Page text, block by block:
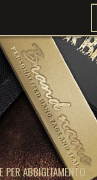
PER ABBIGLIAMENTO